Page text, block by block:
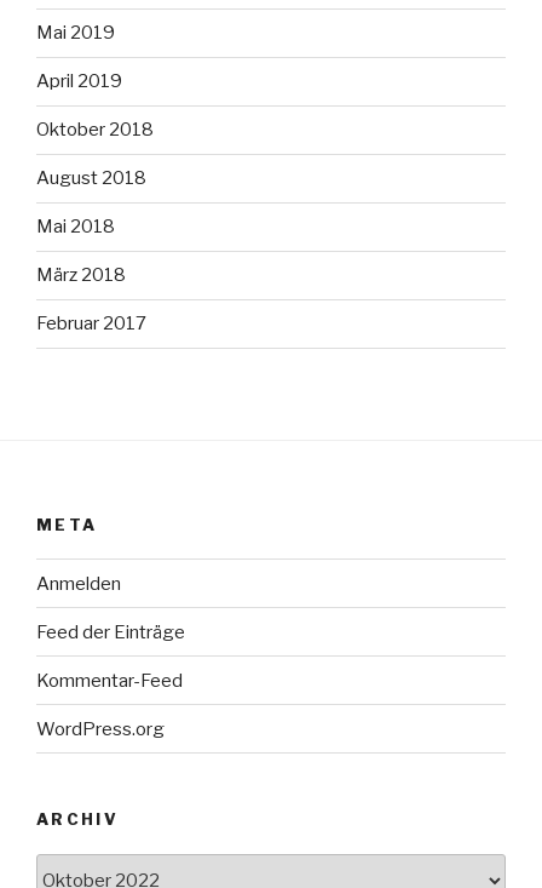
Mai 2019
April 2019
Oktober 2018
August 2018
Mai 2018
März 2018
Februar 2017
META
Anmelden
Feed der Einträge
Kommentar-Feed
WordPress.org
ARCHIV